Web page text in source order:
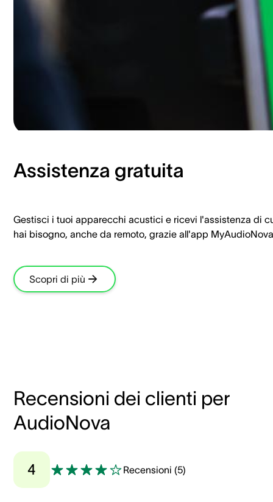
Assistenza gratuita
Gestisci i tuoi apparecchi acustici e ricevi l'assistenza di
hai bisogno, anche da remoto, grazie all'app
Scopri di più
Recensioni dei clienti per
AudioNova
4 Recensioni (5)